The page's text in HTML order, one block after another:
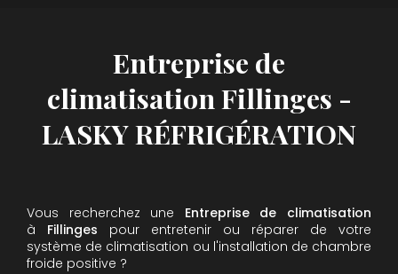
Entreprise de
climatisation Fillinges -
LASKY RÉFRIGÉRATION
Vous recherchez une Entreprise de climatisation
à Fillinges pour entretenir ou réparer de votre
système de climatisation ou l'installation de chambre
froide positive ?